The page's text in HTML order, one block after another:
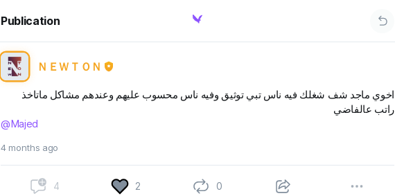
Publication
ＮＥＷＴＯＮ
اخوي ماجد شف شغلك فيه ناس تبي توثيق وفيه ناس محسوب عليهم وعندهم مشاكل ماتاخذ
راتب عالفاضي
@Majed
4 months ago
4 2 0